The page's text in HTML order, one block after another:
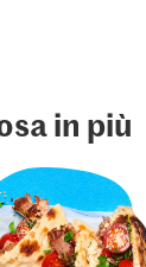
in più